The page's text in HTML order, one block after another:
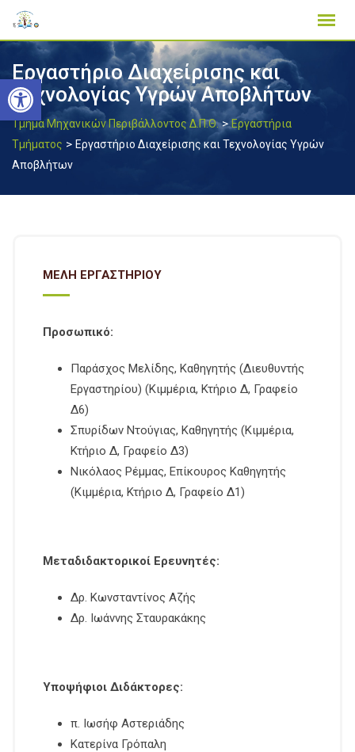
Ανοίξτε τη γραμμή εργαλείων
Skip
content
Εργαστήριο Διαχείρισης και
Τεχνολογίας Υγρών Αποβλήτων
Τμήμα Μηχανικών Περιβάλλοντος Δ.Π.Θ.>Εργαστήρια
Τμήματος > Εργαστήριο Διαχείρισης και Τεχνολογίας Υγρών
Αποβλήτων
ΜΕΛΗ ΕΡΓΑΣΤΗΡΙΟΥ
Προσωπικό:
Παράσχος Μελίδης, Καθηγητής (Διευθυντής
Εργαστηρίου) (Κιμμέρια, Κτήριο Δ, Γραφείο
Δ6)
Σπυρίδων Ντούγιας, Καθηγητής (Κιμμέρια,
Κτήριο Δ, Γραφείο Δ3)
Νικόλαος Ρέμμας, Επίκουρος Καθηγητής
(Κιμμέρια, Κτήριο Δ, Γραφείο Δ1)
Μεταδιδακτορικοί Ερευνητές:
Δρ. Κωνσταντίνος Αζής
Δρ. Ιωάννης Σταυρακάκης
Υποψήφιοι Διδάκτορες:
π. Ιωσήφ Αστεριάδης
Κατερίνα Γρόπαλη